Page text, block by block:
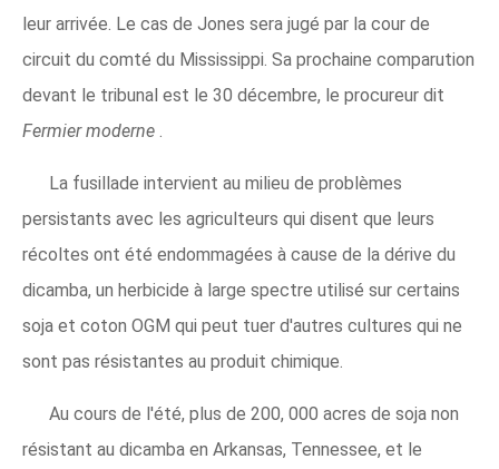
leur arrivée. Le cas de Jones sera jugé par la cour de
circuit du comté du Mississippi. Sa prochaine comparution
devant le tribunal est le 30 décembre, le procureur dit
Fermier moderne .
La fusillade intervient au milieu de problèmes
persistants avec les agriculteurs qui disent que leurs
récoltes ont été endommagées à cause de la dérive du
dicamba, un herbicide à large spectre utilisé sur certains
soja et coton OGM qui peut tuer d'autres cultures qui ne
sont pas résistantes au produit chimique.
Au cours de l'été, plus de 200, 000 acres de soja non
résistant au dicamba en Arkansas, Tennessee, et le